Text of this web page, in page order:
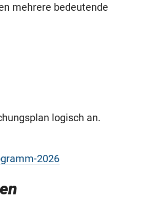
mehrere bedeutende
logisch an.
2026